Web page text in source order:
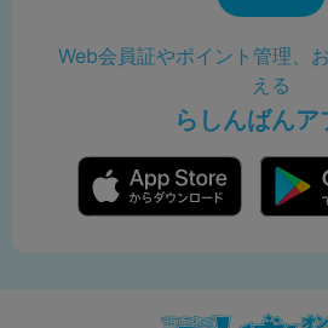
Web会員証やポイント管理、
える
らしんばんア